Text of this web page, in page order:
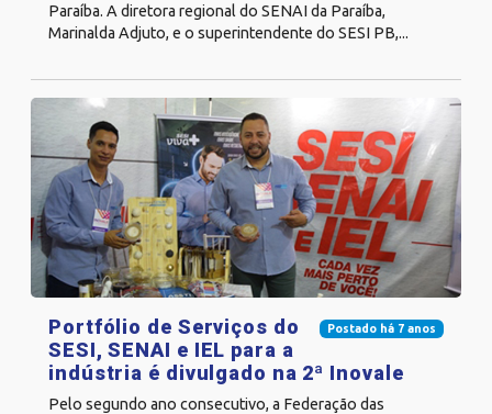
Paraíba. A diretora regional do SENAI da Paraíba,
Marinalda Adjuto, e o superintendente do SESI PB,...
Postado há 7 anos
Portfólio de Serviços do
SESI, SENAI e IEL para a
indústria é divulgado na 2ª Inovale
Pelo segundo ano consecutivo, a Federação das